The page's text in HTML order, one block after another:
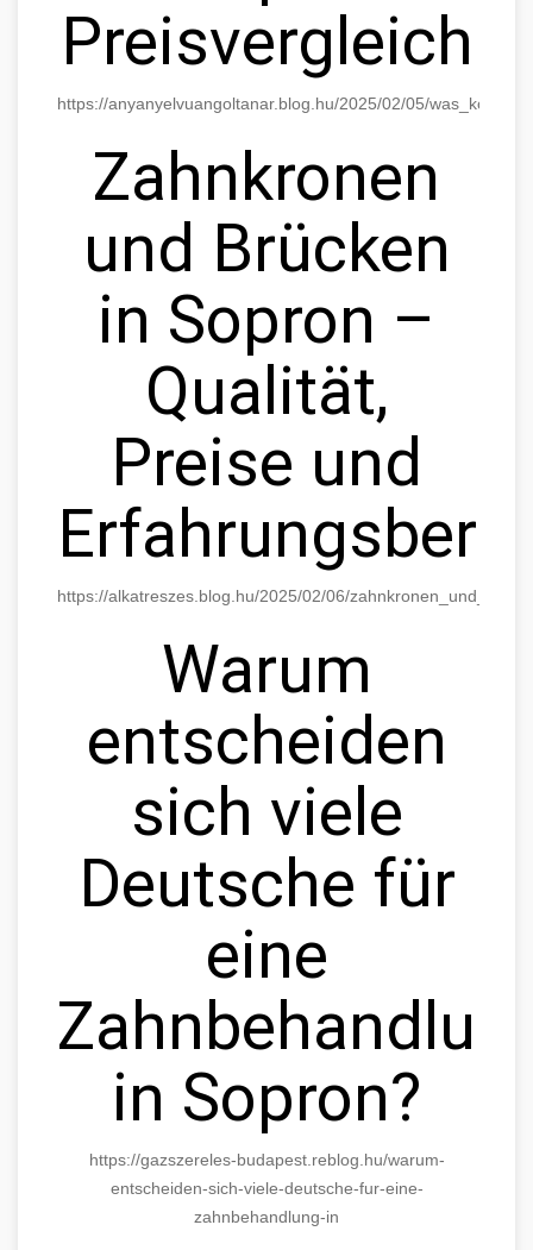
Preisvergleich
https://anyanyelvuangoltanar.blog.hu/2025/02/05/
Zahnkronen
und Brücken
in Sopron –
Qualität,
Preise und
https://alkatreszes.blog.hu/2025/02/06/
Warum
entscheiden
sich viele
Deutsche für
eine
in Sopron?
https://gazszereles-budapest.reblog.hu/warum-
entscheiden-sich-viele-deutsche-fur-eine-
zahnbehandlung-in